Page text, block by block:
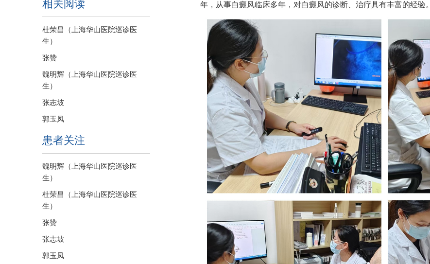
相关阅读
杜荣昌（上海华山医院巡诊医
生）
张赞
魏明辉（上海华山医院巡诊医
生）
张志坡
郭玉凤
患者关注
魏明辉（上海华山医院巡诊医
生）
杜荣昌（上海华山医院巡诊医
生）
张赞
张志坡
郭玉凤
年，从事白癜风临床多年，对白癜风的诊断、治疗具有丰富的经验。